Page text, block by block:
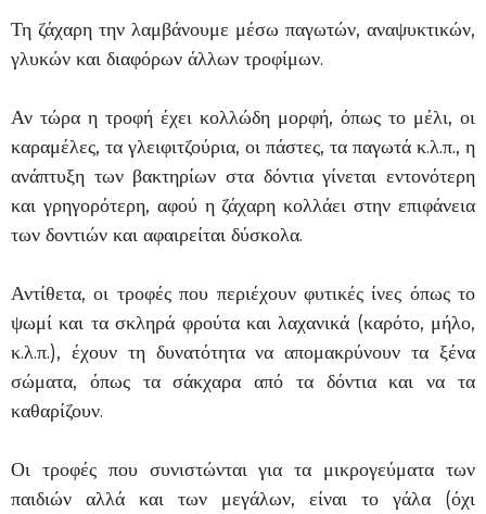
Τη ζάχαρη την λαμβάνουμε μέσω παγωτών, αναψυκτικών,
γλυκών και διαφόρων άλλων τροφίμων.
Αν τώρα η τροφή έχει κολλώδη μορφή, όπως το μέλι, οι
καραμέλες, τα γλειφιτζούρια, οι πάστες, τα παγωτά κ.λ.π., η
ανάπτυξη των βακτηρίων στα δόντια γίνεται εντονότερη
και γρηγορότερη, αφού η ζάχαρη κολλάει στην επιφάνεια
των δοντιών και αφαιρείται δύσκολα.
Αντίθετα, οι τροφές που περιέχουν φυτικές ίνες όπως το
ψωμί και τα σκληρά φρούτα και λαχανικά (καρότο, μήλο,
κ.λ.π.), έχουν τη δυνατότητα να απομακρύνουν τα ξένα
σώματα, όπως τα σάκχαρα από τα δόντια και να τα
καθαρίζουν.
Οι τροφές που συνιστώνται για τα μικρογεύματα των
παιδιών αλλά και των μεγάλων, είναι το γάλα (όχι